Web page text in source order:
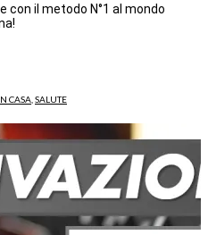
il metodo N°1 al mondo
CASA SALUTE